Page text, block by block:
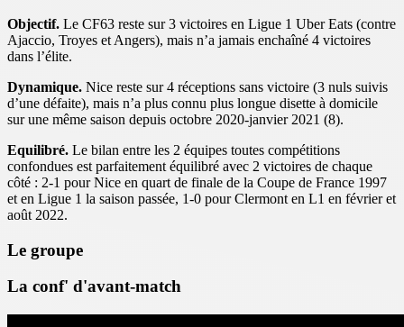
Objectif. Le CF63 reste sur 3 victoires en Ligue 1 Uber Eats (contre
Ajaccio, Troyes et Angers), mais n’a jamais enchaîné 4 victoires
dans l’élite.
Dynamique. Nice reste sur 4 réceptions sans victoire (3 nuls suivis
d’une défaite), mais n’a plus connu plus longue disette à domicile
sur une même saison depuis octobre 2020-janvier 2021 (8).
Equilibré. Le bilan entre les 2 équipes toutes compétitions
confondues est parfaitement équilibré avec 2 victoires de chaque
côté : 2-1 pour Nice en quart de finale de la Coupe de France 1997
et en Ligue 1 la saison passée, 1-0 pour Clermont en L1 en février et
août 2022.
Le groupe
La conf' d'avant-match